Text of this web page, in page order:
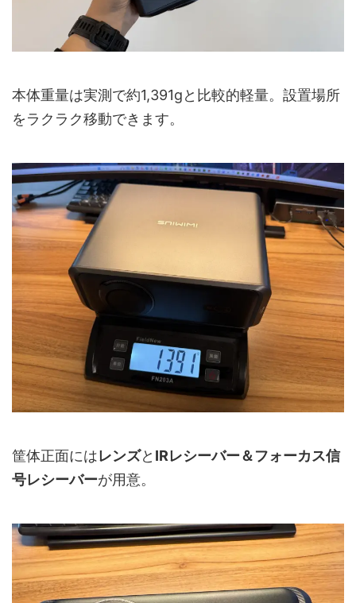
本体重量は実測で約1,391gと比較的軽量。設置場所
をラクラク移動できます。
筐体正面にはレンズと IRレシーバー＆フォーカス信
号レシーバーが用意。